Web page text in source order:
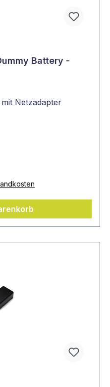
Battery -
Netzadapter